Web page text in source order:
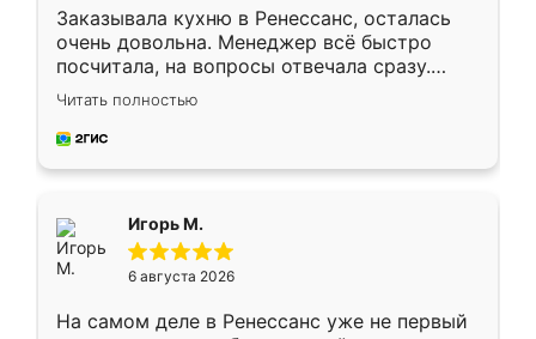
Заказывала кухню в Ренессанс, осталась
очень довольна. Менеджер всё быстро
посчитала, на вопросы отвечала сразу.
Замерщик приехал в субботу, подошёл к
делу со всей ответственностью. Собрали
за день, ребята работали аккуратно, даже
Читать полностью
Игорь М.
6 августа 2026
На самом деле в Ренессанс уже не первый